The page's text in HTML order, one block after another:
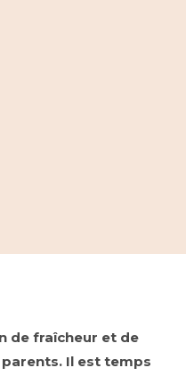
de fraîcheur et de
Il est temps